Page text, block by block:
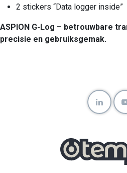
2 stickers “Data logger inside”
ASPION G-Log – betrouwbare
precisie en gebruiksgemak.